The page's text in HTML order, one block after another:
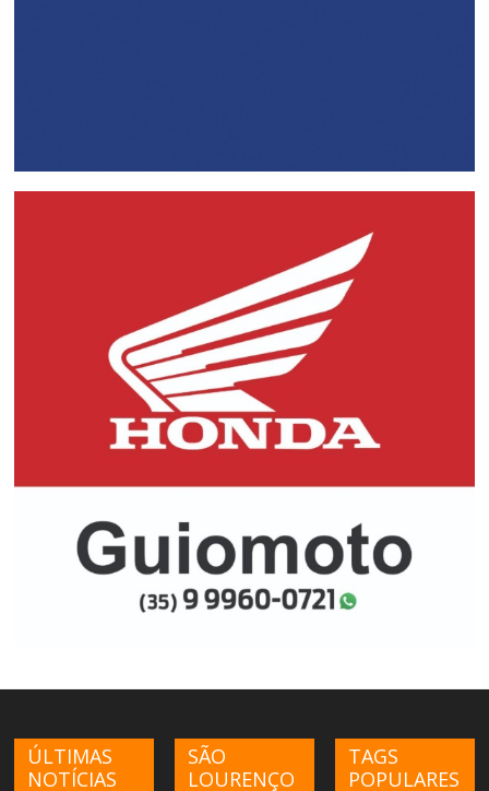
ÚLTIMAS
NOTÍCIAS
SÃO
LOURENÇO
TAGS
POPULARES